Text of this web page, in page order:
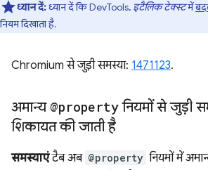
ध्यान दें:ध्यान दें कि DevTools, इटैलिक टेक्स्टमें
नियम दिखाता है.
Chromium से जुड़ी समस्या: 1471123.
अमान्य@propertyनियमों से जुड़ी
शिकायत की जाती है
समस्याएंटैब अब @property नियमों में